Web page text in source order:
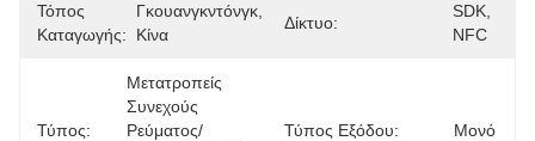
Τόπος
Καταγωγής:
Γκουανγκντόνγκ,
Κίνα
Δίκτυο:
SDK,
NFC
Τύπος:
Μετατροπείς
Συνεχούς
Ρεύματος/
Τύπος Εξόδου: Μονό